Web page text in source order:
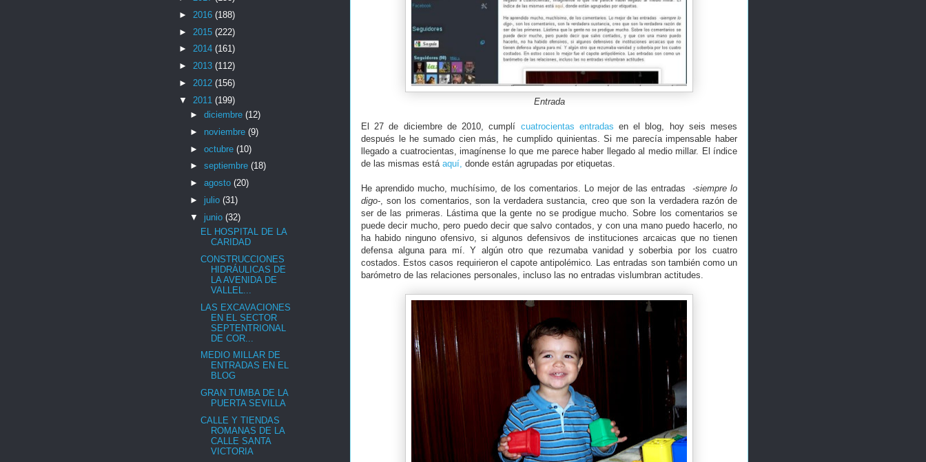
Entrada
El 27 de diciembre de 2010, cumplí cuatrocientas entradas en el blog, hoy seis meses
después le he sumado cien más, he cumplido quinientas. Si me parecía impensable haber
llegado a cuatrocientas, imagínense lo que me parece haber llegado al medio millar. El índice
de las mismas está aquí, donde están agrupadas por etiquetas.
He aprendido mucho, muchísimo, de los comentarios. Lo mejor de las entradas -siempre lo
digo-, son los comentarios, son la verdadera sustancia, creo que son la verdadera razón de
ser de las primeras. Lástima que la gente no se prodigue mucho. Sobre los comentarios se
puede decir mucho, pero puedo decir que salvo contados, y con una mano puedo hacerlo, no
ha habido ninguno ofensivo, si algunos defensivos de instituciones arcaicas que no tienen
defensa alguna para mí. Y algún otro que rezumaba vanidad y soberbia por los cuatro
costados. Estos casos requirieron el capote antipolémico. Las entradas son también como un
barómetro de las relaciones personales, incluso las no entradas vislumbran actitudes.
► 2016 (188)
► 2015 (222)
► 2014 (161)
► 2013 (112)
► 2012 (156)
▼ 2011 (199)
► diciembre (12)
► noviembre (9)
► octubre (10)
► septiembre (18)
► agosto (20)
► julio (31)
▼ junio (32)
EL HOSPITAL DE LA
CARIDAD
CONSTRUCCIONES
HIDRÁULICAS DE
LA AVENIDA DE
VALLEL...
LAS EXCAVACIONES
EN EL SECTOR
SEPTENTRIONAL
DE COR...
MEDIO MILLAR DE
ENTRADAS EN EL
BLOG
GRAN TUMBA DE LA
PUERTA SEVILLA
CALLE Y TIENDAS
ROMANAS DE LA
CALLE SANTA
VICTORIA